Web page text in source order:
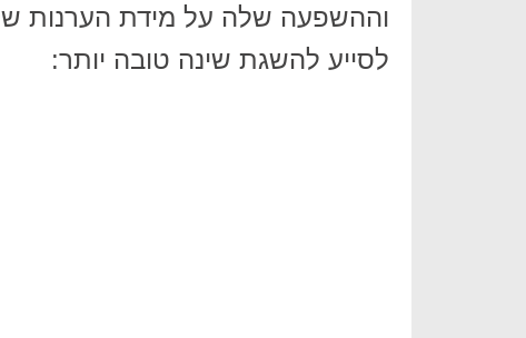
וההשפעה שלה על מידת הערנות
לסייע להשגת שינה טובה יותר: